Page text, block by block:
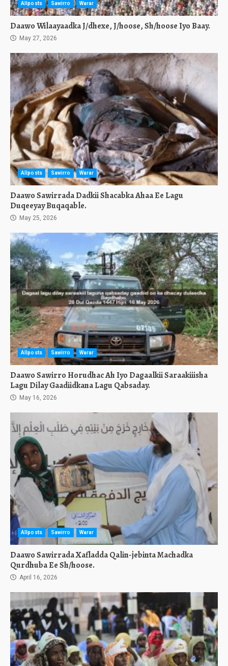
Allposts Sawirro Warar
Daawo Wilaayaadka J/dhexe, J/hoose, Sh/hoose Iyo Baay.
May 27, 2026
Allposts Sawirro Warar
Daawo Sawirrada Dadkii Shacabka Ahaa Ee Lagu
Duqeeyay Buqaqable.
May 25, 2026
Allposts Sawirro Warar
Daawo Sawirro Horudhac Ah Iyo Dagaalkii Saraakiiisha
Lagu Dilay Gaadiidkana Lagu Qabsaday.
May 16, 2026
Allposts Sawirro Warar
Daawo Sawirrada Xafladda Qalin-jebinta Machadka
Qurdhuba Ee Sh/hoose.
April 16, 2026